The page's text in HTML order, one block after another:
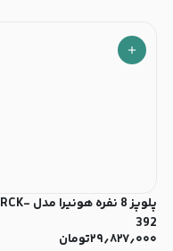
پلوپز 8 نفره هونیرا مدل RCK-
392
۲۹٫۸۲۷٫۰۰۰تومان